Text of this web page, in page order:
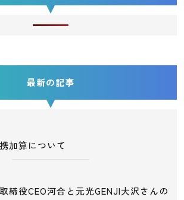
最新の記事
加算について
締役CEO河合と元光GENJI大沢さんの